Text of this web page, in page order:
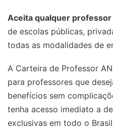
Aceita qualquer
de escolas públicas,
todas as modalidades de
A Carteira de Professor
para professores que
benefícios sem
tenha acesso imediato a
exclusivas em todo o